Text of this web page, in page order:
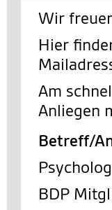
Wir
Hier
Am
Anliegen
Betreff/
BDP